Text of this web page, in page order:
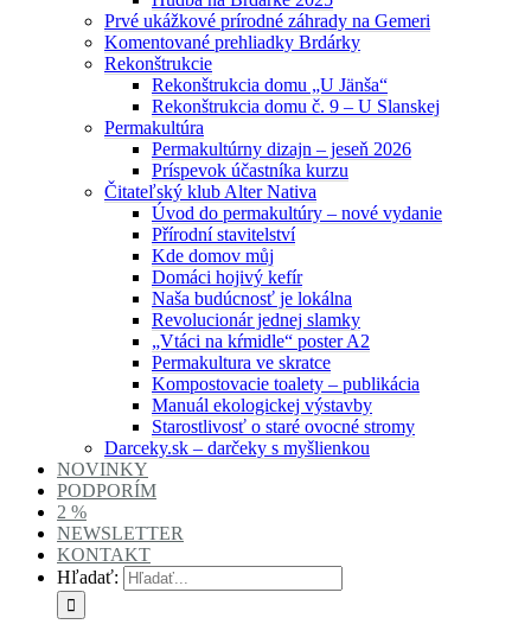
Prvé ukážkové prírodné záhrady na Gemeri
Komentované prehliadky Brdárky
Rekonštrukcie
Rekonštrukcia domu „U Jänša“
Rekonštrukcia domu č. 9 – U Slanskej
Permakultúra
Permakultúrny dizajn – jeseň 2026
Príspevok účastníka kurzu
Čitateľský klub Alter Nativa
Úvod do permakultúry – nové vydanie
Přírodní stavitelství
Kde domov můj
Domáci hojivý kefír
Naša budúcnosť je lokálna
Revolucionár jednej slamky
„Vtáci na kŕmidle“ poster A2
Permakultura ve skratce
Kompostovacie toalety – publikácia
Manuál ekologickej výstavby
Starostlivosť o staré ovocné stromy
Darceky.sk – darčeky s myšlienkou
NOVINKY
PODPORÍM
2 %
NEWSLETTER
KONTAKT
Hľadať: